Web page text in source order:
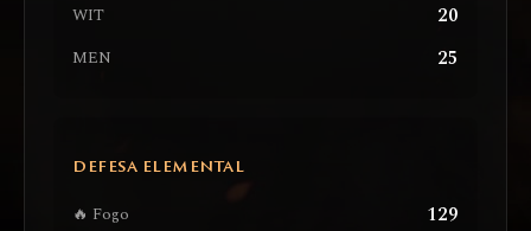
WIT 20
MEN 25
DEFESA ELEMENTAL
🔥 Fogo 129